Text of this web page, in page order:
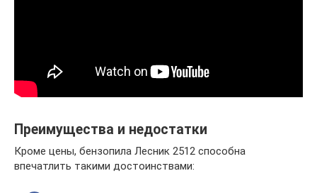
Преимущества и недостатки
Кроме цены, бензопила Лесник 2512 способна
впечатлить такими достоинствами: